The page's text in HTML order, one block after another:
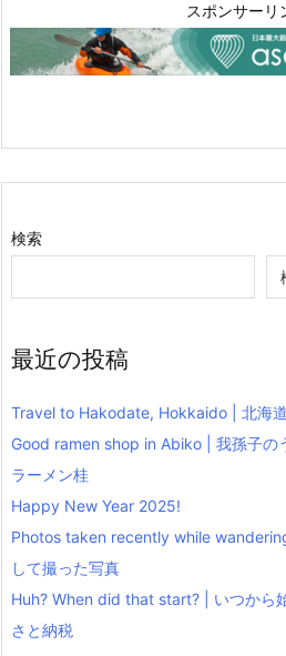
スポンサーリ
検索
最近の投稿
Travel to Hakodate, Hokkaido | 北海
Good ramen shop in Abiko | 我孫子の
ラーメン桂
Happy New Year 2025!
Photos taken recently while
して撮った写真
Huh? When did that start? | いつから
さと納税